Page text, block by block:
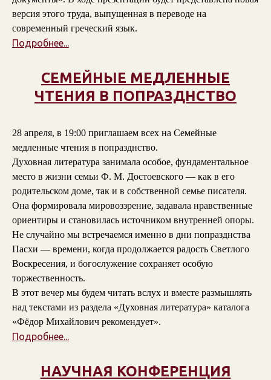
версия этого труда, выпущенная в переводе на
современный греческий язык.
Подробнее...
СЕМЕЙНЫЕ МЕДЛЕННЫЕ
ЧТЕНИЯ В ПОПРАЗДНСТВО
28 апреля, в 19:00 приглашаем всех на Семейные
медленные чтения в попразднство.
Духовная литература занимала особое, фундаментальное
место в жизни семьи Ф. М. Достоевского — как в его
родительском доме, так и в собственной семье писателя.
Она формировала мировоззрение, задавала нравственные
ориентиры и становилась источником внутренней опоры.
Не случайно мы встречаемся именно в дни попразднства
Пасхи — времени, когда продолжается радость Светлого
Воскресения, и богослужение сохраняет особую
торжественность.
В этот вечер мы будем читать вслух и вместе размышлять
над текстами из раздела «Духовная литература» каталога
«Фёдор Михайлович рекомендует».
Подробнее...
НАУЧНАЯ КОНФЕРЕНЦИЯ